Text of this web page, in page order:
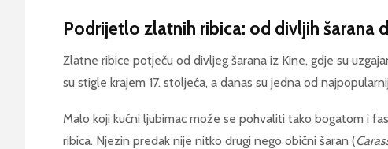
Podrijetlo zlatnih ribica: od divljih šarana
Zlatne ribice potječu od divljeg šarana iz Kine, gdje su
su stigle krajem 17. stoljeća, a danas su jedna od
Malo koji kućni ljubimac može se pohvaliti tako bogatom i
ribica. Njezin predak nije nitko drugi nego obični šaran (